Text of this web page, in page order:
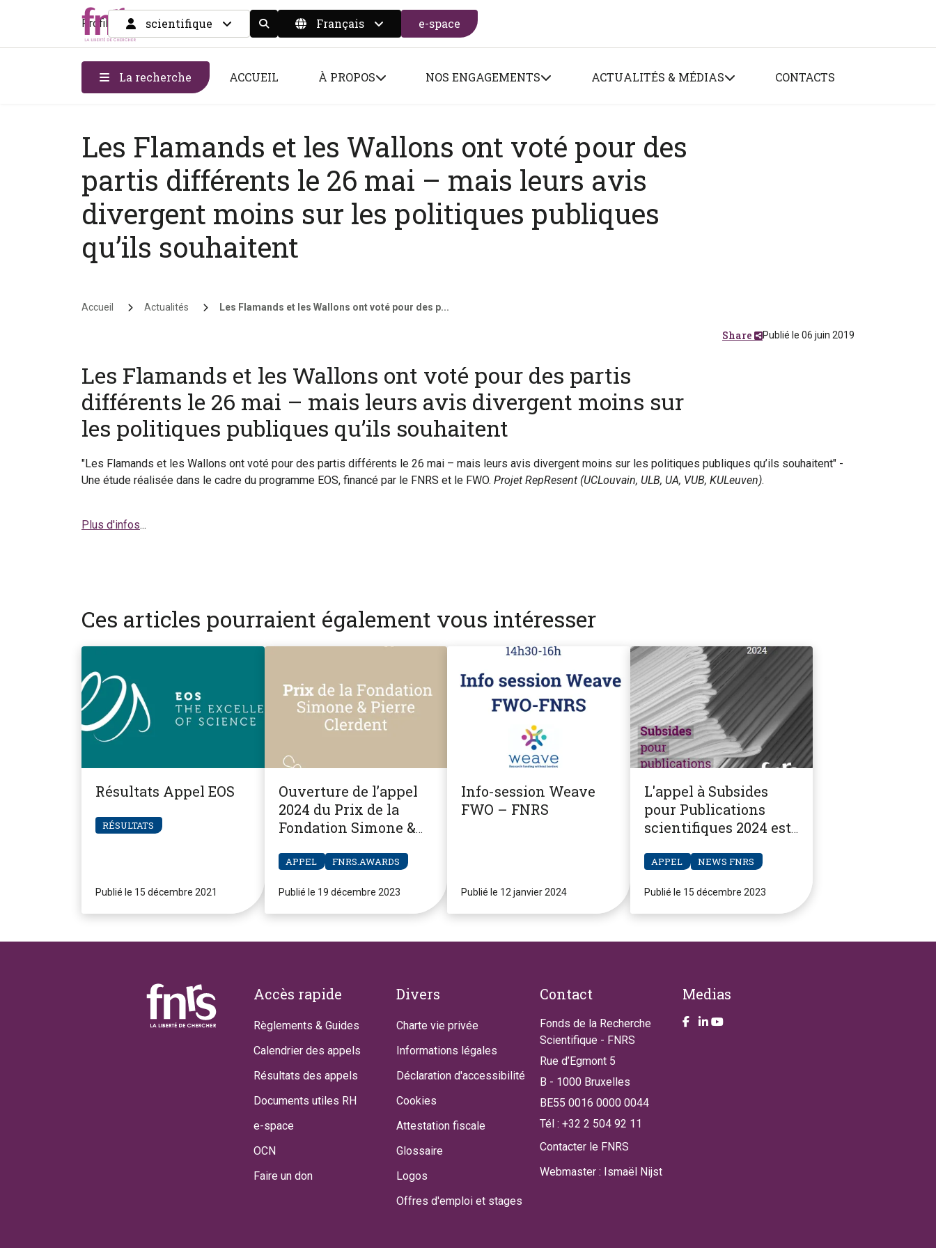
Profil scientifique Display the search form
Français e-space
La recherche ACCUEIL À PROPOS NOS ENGAGEMENTS ACTUALITÉS & MÉDIAS CONTACTS
Les Flamands et les Wallons ont voté pour des
partis différents le 26 mai – mais leurs avis
divergent moins sur les politiques publiques
qu’ils souhaitent
Fil d'Ariane
Accueil Actualités Les Flamands et les Wallons ont voté pour des p...
Publié le 06 juin 2019
Share
Les Flamands et les Wallons ont voté pour des partis
différents le 26 mai – mais leurs avis divergent moins sur
les politiques publiques qu’ils souhaitent
"Les Flamands et les Wallons ont voté pour des partis différents le 26 mai – mais leurs avis divergent moins sur les politiques publiques qu’ils souhaitent" -
Une étude réalisée dans le cadre du programme EOS, financé par le FNRS et le FWO. Projet RepResent (UCLouvain, ULB, UA, VUB, KULeuven).
Plus d'infos...
Ces articles pourraient également vous intéresser
Résultats Appel EOS
RÉSULTATS
Publié le 15 décembre 2021
Ouverture de l’appel
2024 du Prix de la
Fondation Simone &
APPEL FNRS.AWARDS
Publié le 19 décembre 2023
Info-session Weave
FWO – FNRS
Publié le 12 janvier 2024
L'appel à Subsides
pour Publications
scientifiques 2024 est
APPEL NEWS FNRS
Publié le 15 décembre 2023
Footer
Accès rapide
Règlements & Guides
Calendrier des appels
Résultats des appels
Documents utiles RH
e-space
OCN
Faire un don
Divers
Charte vie privée
Informations légales
Déclaration d'accessibilité
Cookies
Attestation fiscale
Glossaire
Logos
Offres d'emploi et stages
Contact
Fonds de la Recherche
Scientifique - FNRS
Rue d’Egmont 5
B - 1000 Bruxelles
BE55 0016 0000 0044
Tél : +32 2 504 92 11
Contacter le FNRS
Webmaster : Ismaël Nijst
Medias
Take a look on our facebook page
Take a look on our LinkendIn page